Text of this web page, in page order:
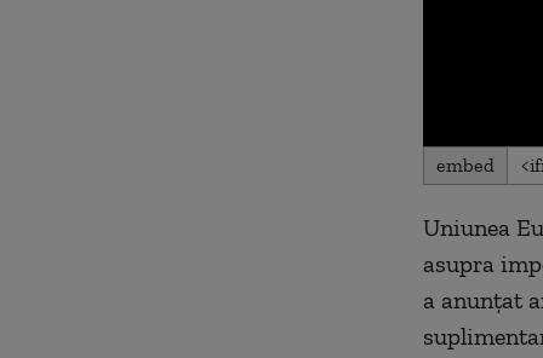
seconds
seconds
embed
Uniunea
asupra
a anunțat